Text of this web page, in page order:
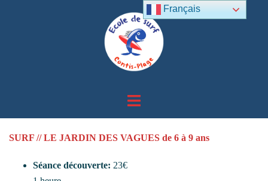
Ouvrir/fermer
SURF // LE JARDIN DES VAGUES de 6 à 9 ans
Séance découverte: 23€
Français